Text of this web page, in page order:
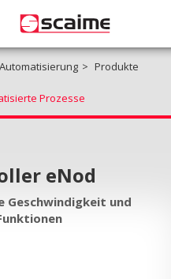
Produkte
Prozesse
eNod
Geschwindigkeit und